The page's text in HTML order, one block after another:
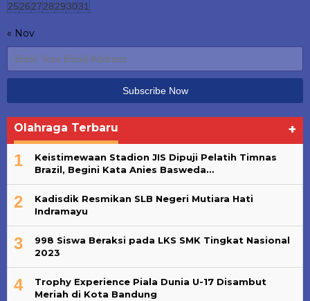
25262728293031
« Nov
Olahraga Terbaru +
1
Keistimewaan Stadion JIS Dipuji Pelatih Timnas
Brazil, Begini Kata Anies Basweda…
2
Kadisdik Resmikan SLB Negeri Mutiara Hati
Indramayu
3
998 Siswa Beraksi pada LKS SMK Tingkat Nasional
2023
4
Trophy Experience Piala Dunia U-17 Disambut
Meriah di Kota Bandung